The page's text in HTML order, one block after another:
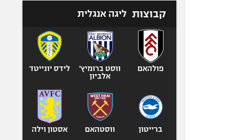
טניס
כדוריד
כדורעף
שחייה
ג'ודו
אגרוף
ספורט אולימפי
קבוצות ליגה אנגלית
פולהאם
ווסט ברומיץ'
אלביון
לידס יונייטד
ברייטון ווסטהאם אסטון וילה